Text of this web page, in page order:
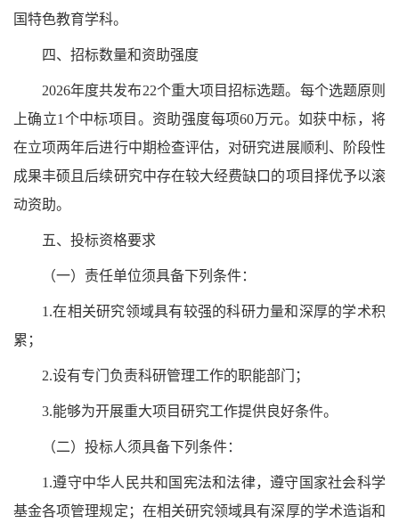
国特色教育学科。
四、招标数量和资助强度
2026年度共发布22个重大项目招标选题。每个选题原则
上确立1个中标项目。资助强度每项60万元。如获中标，将
在立项两年后进行中期检查评估，对研究进展顺利、阶段性
成果丰硕且后续研究中存在较大经费缺口的项目择优予以滚
动资助。
五、投标资格要求
（一）责任单位须具备下列条件：
1.在相关研究领域具有较强的科研力量和深厚的学术积
累；
2.设有专门负责科研管理工作的职能部门；
3.能够为开展重大项目研究工作提供良好条件。
（二）投标人须具备下列条件：
1.遵守中华人民共和国宪法和法律，遵守国家社会科学
基金各项管理规定；在相关研究领域具有深厚的学术造诣和